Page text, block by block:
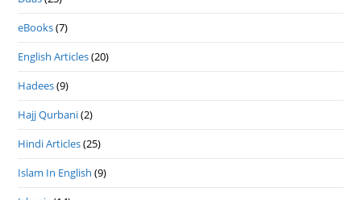
eBooks(7)
English Articles(20)
Hadees(9)
Hajj Qurbani(2)
Hindi Articles(25)
Islam In English (9)